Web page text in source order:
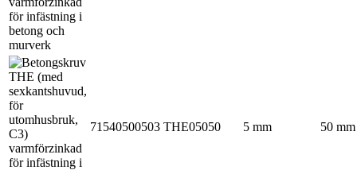
71540500503 THE05050 5 mm 50 mm